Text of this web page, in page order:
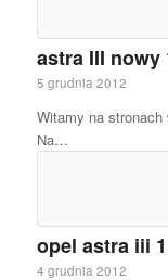
astra III nowy
5 grudnia 2012
Witamy na
Na…
opel astra iii
4 grudnia 2012